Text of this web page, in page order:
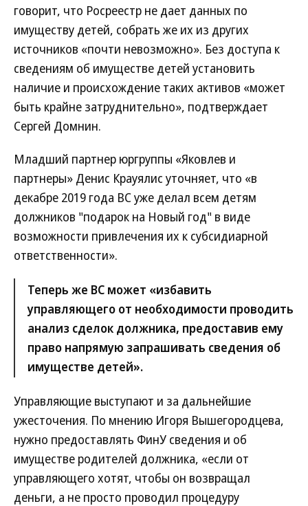
говорит, что Росреестр не дает данных по
имуществу детей, собрать же их из других
источников «почти невозможно». Без доступа к
сведениям об имуществе детей установить
наличие и происхождение таких активов «может
быть крайне затруднительно», подтверждает
Сергей Домнин.
Младший партнер юргруппы «Яковлев и
партнеры» Денис Крауялис уточняет, что «в
декабре 2019 года ВС уже делал всем детям
должников "подарок на Новый год" в виде
возможности привлечения их к субсидиарной
ответственности».
Теперь же ВС может «избавить
управляющего от необходимости проводить
анализ сделок должника, предоставив ему
право напрямую запрашивать сведения об
имуществе детей».
Управляющие выступают и за дальнейшие
ужесточения. По мнению Игоря Вышегородцева,
нужно предоставлять ФинУ сведения и об
имуществе родителей должника, «если от
управляющего хотят, чтобы он возвращал
деньги, а не просто проводил процедуру